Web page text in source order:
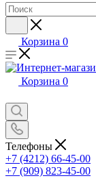
Корзина 0
Корзина 0
Телефоны
+7 (4212) 66-45-00
+7 (909) 823-45-00